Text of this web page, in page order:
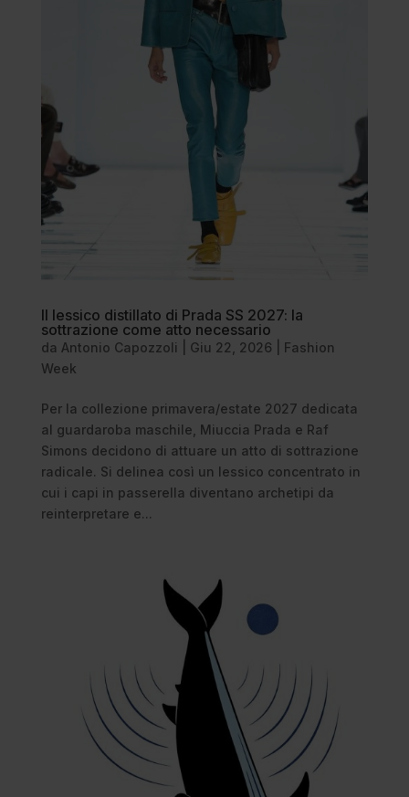
Il lessico distillato di Prada SS 2027: la
sottrazione come atto necessario
da Antonio Capozzoli Giu 22, 2026
Fashion
Week
Per la collezione primavera/estate 2027 dedicata
al guardaroba maschile, Miuccia Prada e Raf
Simons decidono di attuare un atto di sottrazione
radicale. Si delinea così un lessico concentrato in
cui i capi in passerella diventano archetipi da
reinterpretare e...